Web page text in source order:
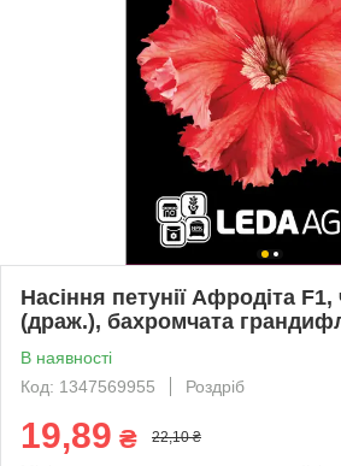
Насіння петунії Афродіта
(драж.), бахромчата
В наявності
Код: 1347569955
Роздріб
19,89 ₴ 22,10 ₴